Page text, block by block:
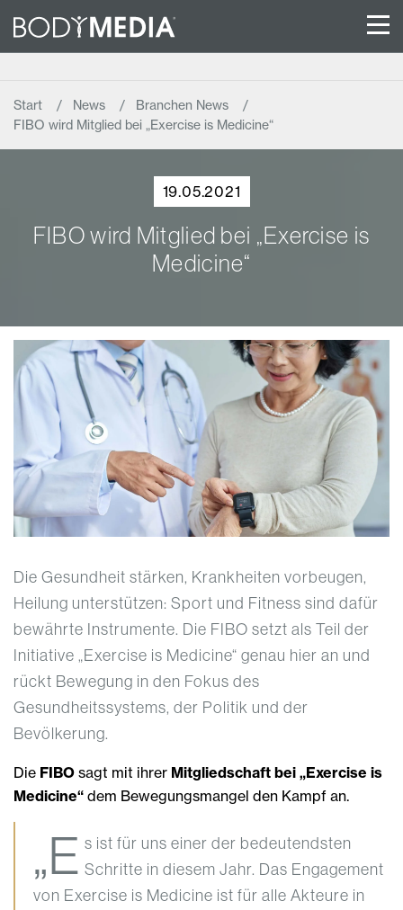
Start News
Branchen News
FIBO wird Mitglied bei „Exercise is Medicine“
19.05.2021
FIBO wird Mitglied bei „Exercise is
Medicine“
Die Gesundheit stärken, Krankheiten vorbeugen,
Heilung unterstützen: Sport und Fitness sind dafür
bewährte Instrumente. Die FIBO setzt als Teil der
Initiative „Exercise is Medicine“ genau hier an und
rückt Bewegung in den Fokus des
Gesundheitssystems, der Politik und der
Bevölkerung.
Die FIBO sagt mit ihrer Mitgliedschaft bei „Exercise is
Medicine“ dem Bewegungsmangel den Kampf an.
„E s ist für uns einer der bedeutendsten
Schritte in diesem Jahr. Das Engagement
von Exercise is Medicine ist für alle Akteure in